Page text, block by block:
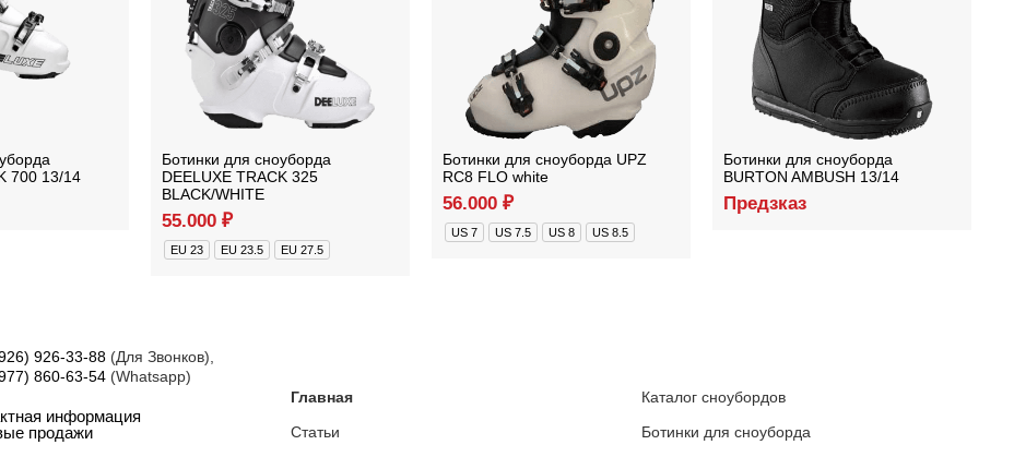
700 13/14
Ботинки для сноуборда
DEELUXE TRACK 325
BLACK/WHITE
55.000 ₽
EU 23 EU 23.5 EU 27.5
Ботинки для сноуборда UPZ
RC8 FLO white
56.000 ₽
US 7 US 7.5 US 8 US 8.5
Ботинки для сноуборда
BURTON AMBUSH 13/14
Предзказ
926-33-88 (Для Звонков),
860-63-54 (Whatsapp)
информация
продажи
Главная
Статьи
Каталог сноубордов
Ботинки для сноуборда